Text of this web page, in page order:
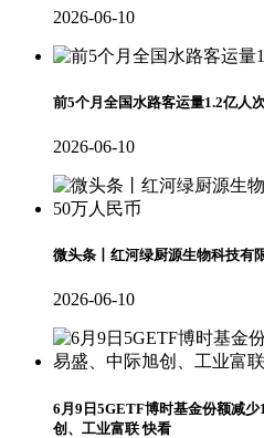
2026-06-10
前5个月全国水路客运量1.2亿人
2026-06-10
微头条丨红河绿厨源生物科技有
2026-06-10
6月9日5GETF博时基金份额减
创、工业富联 快看